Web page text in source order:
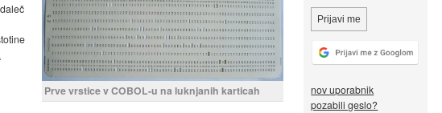
nov uporabnik
pozabili geslo?
Prve vrstice v COBOL-u na luknjanih karticah